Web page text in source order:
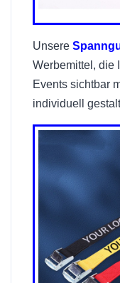
Unsere
Werbemittel, die
Events sichtbar
individuell